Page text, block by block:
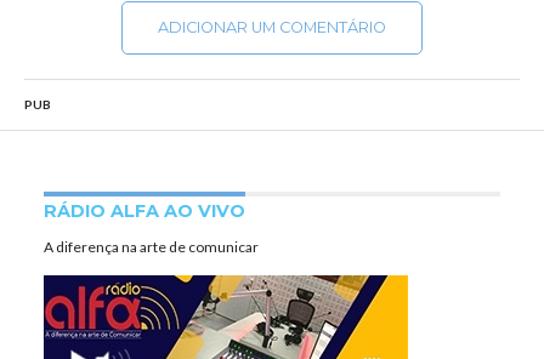
ADICIONAR UM COMENTÁRIO
PUB
RÁDIO ALFA AO VIVO
A diferença na arte de comunicar